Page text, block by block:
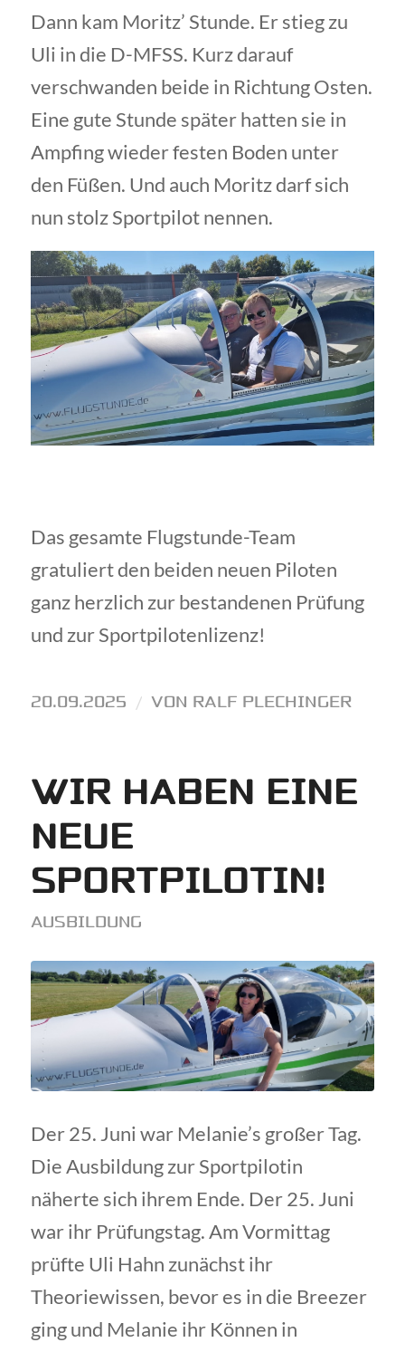
Dann kam Moritz’ Stunde. Er stieg zu
Uli in die D-MFSS. Kurz darauf
verschwanden beide in Richtung Osten.
Eine gute Stunde später hatten sie in
Ampfing wieder festen Boden unter
den Füßen. Und auch Moritz darf sich
nun stolz Sportpilot nennen.
Das gesamte Flugstunde-Team
gratuliert den beiden neuen Piloten
ganz herzlich zur bestandenen Prüfung
und zur Sportpilotenlizenz!
20.09.2025 / VON RALF PLECHINGER
WIR HABEN EINE
NEUE
SPORTPILOTIN!
AUSBILDUNG
Der 25. Juni war Melanie’s großer Tag.
Die Ausbildung zur Sportpilotin
näherte sich ihrem Ende. Der 25. Juni
war ihr Prüfungstag. Am Vormittag
prüfte Uli Hahn zunächst ihr
Theoriewissen, bevor es in die Breezer
ging und Melanie ihr Können in